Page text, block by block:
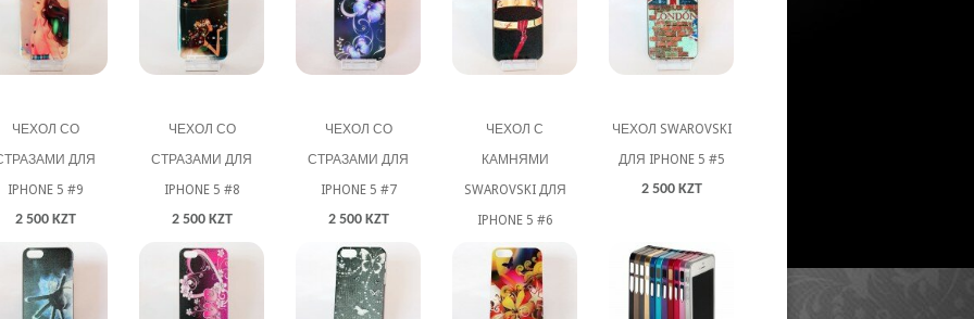
ЧЕХОЛ СО
ДЛЯ
IPHONE 5 #9
2 500 KZT
ЧЕХОЛ СО
СТРАЗАМИ ДЛЯ
IPHONE 5 #8
2 500 KZT
ЧЕХОЛ СО
СТРАЗАМИ ДЛЯ
IPHONE 5 #7
2 500 KZT
ЧЕХОЛ С
КАМНЯМИ
SWAROVSKI ДЛЯ
IPHONE 5 #6
3 000 KZT
ЧЕХОЛ SWAROVSKI
ДЛЯ IPHONE 5 #5
2 500 KZT